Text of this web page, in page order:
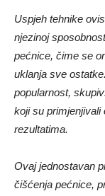
Uspjeh tehnike
njezinoj
pećnice, čime se
uklanja sve
popularnost,
koji su
rezultatima.
Ovaj jednostavan
čišćenja pećnice,